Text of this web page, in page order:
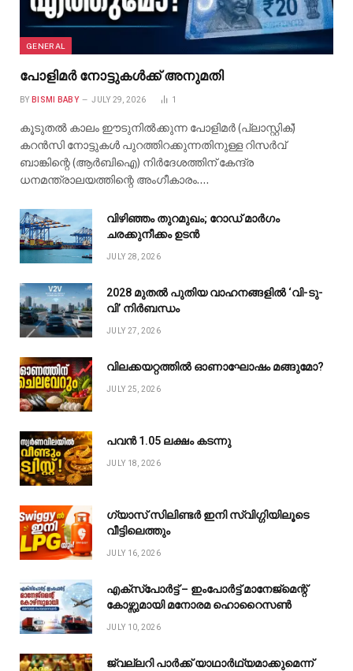
GENERAL
പോളിമർ നോട്ടുകൾക്ക് അനുമതി
BY BISMI BABY JULY 29, 2026 1
കൂടുതൽ കാലം ഈടുനിൽക്കുന്ന പോളിമർ (പ്ലാസ്റ്റിക്)
കറൻസി നോട്ടുകൾ പുറത്തിറക്കുന്നതിനുള്ള റിസർവ്
ബാങ്കിന്റെ (ആർബിഐ) നിർദേശത്തിന് കേന്ദ്ര
ധനമന്ത്രാലയത്തിന്റെ അംഗീകാരം.…
വിഴിഞ്ഞം തുറമുഖം; റോഡ് മാർഗം
ചരക്കുനീക്കം ഉടൻ
JULY 28, 2026
2028 മുതൽ പുതിയ വാഹനങ്ങളിൽ ‘വി-ടു-
വി’ നിർബന്ധം
JULY 27, 2026
വിലക്കയറ്റത്തിൽ ഓണാഘോഷം മങ്ങുമോ?
JULY 25, 2026
പവൻ ₹1.05 ലക്ഷം കടന്നു
JULY 18, 2026
ഗ്യാസ് സിലിണ്ടർ ഇനി സ്വിഗ്ഗിയിലൂടെ
വീട്ടിലെത്തും
JULY 16, 2026
എക്സ്പോർട്ട് – ഇംപോർട്ട് മാനേജ്മെന്റ്
കോഴ്സുമായി മനോരമ ഹൊറൈസൺ
JULY 10, 2026
ജ്വല്ലറി പാർക്ക് യാഥാർഥ്യമാക്കുമെന്ന്